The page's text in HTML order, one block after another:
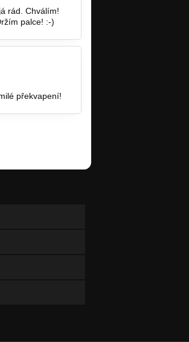
rád. Chválím!
palce! :-)
překvapení!